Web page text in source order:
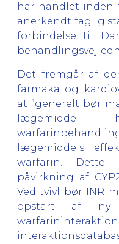
har handlet inden
anerkendt faglig
forbindelse til
Det fremgår af
farmaka og
at ”generelt bør
lægemiddels
warfarin.
påvirkning af
Ved tvivl bør INR
opstart af ny